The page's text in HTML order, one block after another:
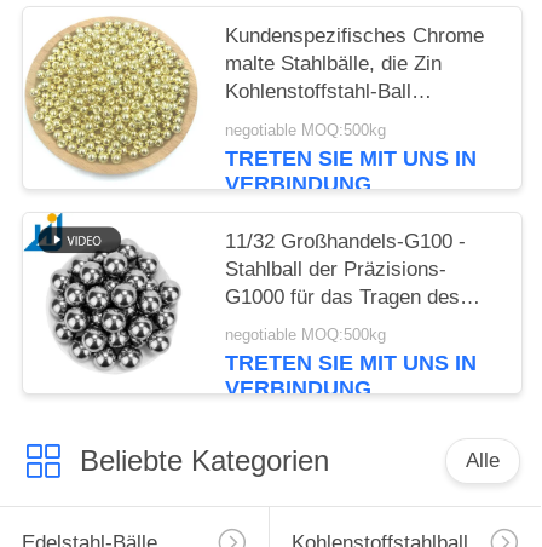
Kundenspezifisches Chrome
malte Stahlbälle, die Zin
Kohlenstoffstahl-Ball
vernickeln überzogenen
festen Stahlmetalleisen-Ball
beschichtete
negotiable MOQ:500kg
TRETEN SIE MIT UNS IN
VERBINDUNG
11/32 Großhandels-G100 -
Stahlball der Präzisions-
G1000 für das Tragen des
1010 1015 verhärteten runden
Kohlenstoffstahl-Balls
negotiable MOQ:500kg
TRETEN SIE MIT UNS IN
VERBINDUNG
Beliebte Kategorien Alle
Edelstahl-Bälle Kohlenstoffstahlball